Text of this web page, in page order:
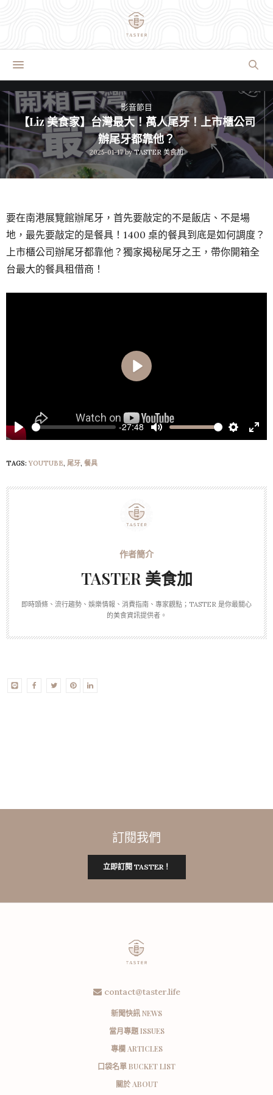
影音節目
【Liz 美食家】台灣最大！萬人尾牙！上市櫃公司
辦尾牙都靠他？
2025-01-17 by TASTER 美食加
要在南港展覽館辦尾牙，首先要敲定的不是飯店、不是場
地，最先要敲定的是餐具！1400 桌的餐具到底是如何調度？
上市櫃公司辦尾牙都靠他？獨家揭秘尾牙之王，帶你開箱全
台最大的餐具租借商！
Play
-27:48
Mute Settings
Play
TAGS: YOUTUBE, 尾牙, 餐具
TASTER 美食加
即時頭條、流行趨勢、娛樂情報、消費指南、專家觀點；TASTER 是你最關心
的美食資訊提供者。
訂閱我們
立即訂閱 TASTER！
contact@taster.life
新聞快訊 NEWS
當月專題 ISSUES
專欄 ARTICLES
口袋名單 BUCKET LIST
關於 ABOUT